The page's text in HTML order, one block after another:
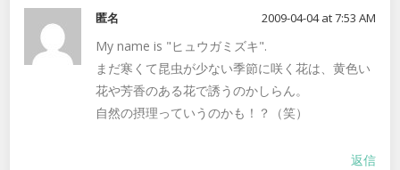
匿名 2009-04-04 at 7:53 AM
My name is "ヒュウガミズキ".
まだ寒くて昆虫が少ない季節に咲く花は、黄色い
花や芳香のある花で誘うのかしらん。
自然の摂理っていうのかも！？（笑）
返信